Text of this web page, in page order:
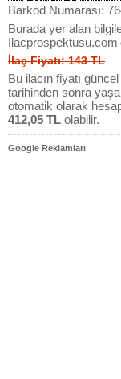
Barkod Numarası:
Burada yer alan
İlaç Fiyatı: 143 TL
Bu ilacın fiyatı
tarihinden sonra
otomatik olarak
412,05 TL olabilir.
Google Reklamları